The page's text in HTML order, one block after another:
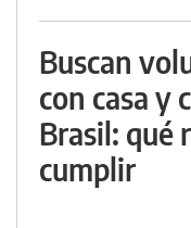
Buscan
con casa y
Brasil: qué
cumplir